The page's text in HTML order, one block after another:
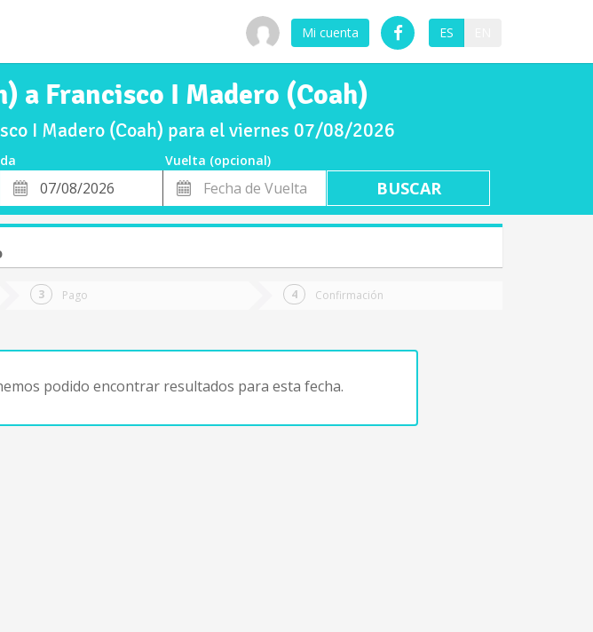
Mi cuenta ES
a Francisco I Madero (Coah)
I Madero (Coah) para el viernes 07/08/2026
Vuelta (opcional)
Fecha
de
Fecha
de
Vuelta
Pago Confirmación
podido encontrar resultados para esta fecha.